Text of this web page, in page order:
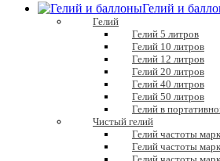
Гелий и
Гелий
Гелий 5 литров
Гелий 10 литров
Гелий 12 литров
Гелий 20 литров
Гелий 40 литров
Гелий 50 литров
Гелий в
Чистый гелий
Гелий частоты
Гелий частоты